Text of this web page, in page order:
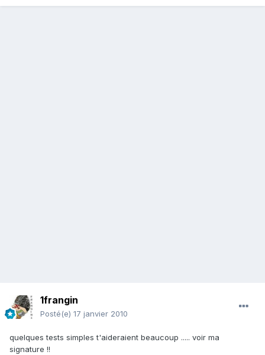
1frangin
Posté(e) 17 janvier 2010
quelques tests simples t'aideraient beaucoup ..... voir ma
signature !!